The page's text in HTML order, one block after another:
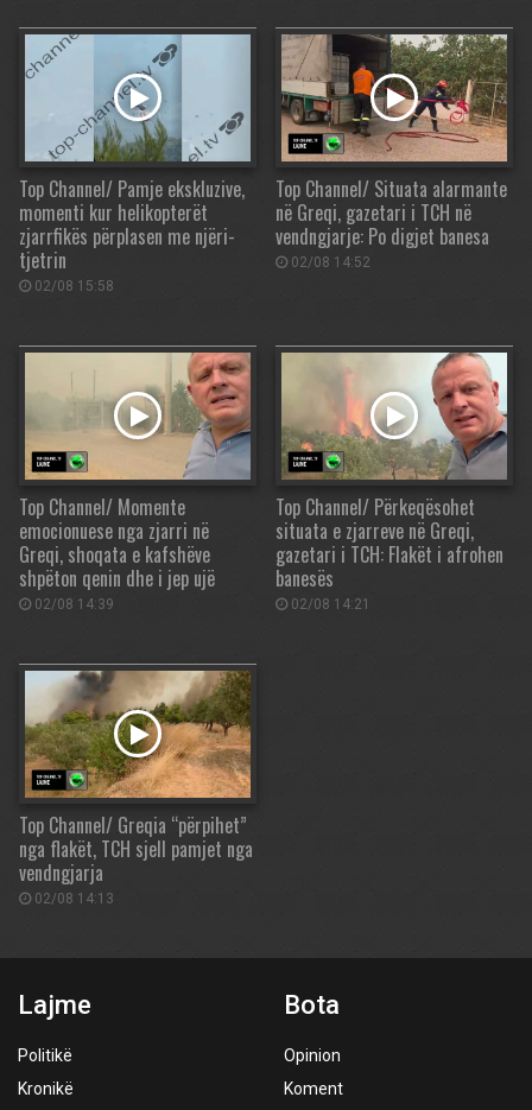
Top Channel/ Pamje ekskluzive,
momenti kur helikopterët
zjarrfikës përplasen me njëri-
tjetrin
02/08 15:58
Top Channel/ Situata alarmante
në Greqi, gazetari i TCH në
vendngjarje: Po digjet banesa
02/08 14:52
Top Channel/ Momente
emocionuese nga zjarri në
Greqi, shoqata e kafshëve
shpëton qenin dhe i jep ujë
02/08 14:39
Top Channel/ Përkeqësohet
situata e zjarreve në Greqi,
gazetari i TCH: Flakët i afrohen
banesës
02/08 14:21
Top Channel/ Greqia “përpihet”
nga flakët, TCH sjell pamjet nga
vendngjarja
02/08 14:13
Lajme
Politikë
Kronikë
Bota
Opinion
Koment